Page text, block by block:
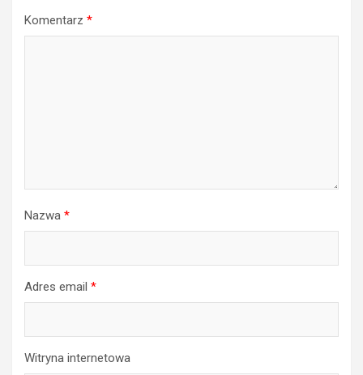
Komentarz *
Nazwa *
Adres email *
Witryna internetowa